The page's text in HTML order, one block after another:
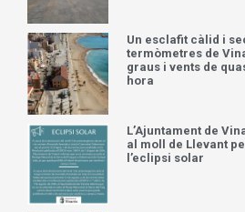
Un esclafit càlid i
termòmetres de
graus i vents de
hora
L’Ajuntament de
al moll de Llevant
l’eclipsi solar